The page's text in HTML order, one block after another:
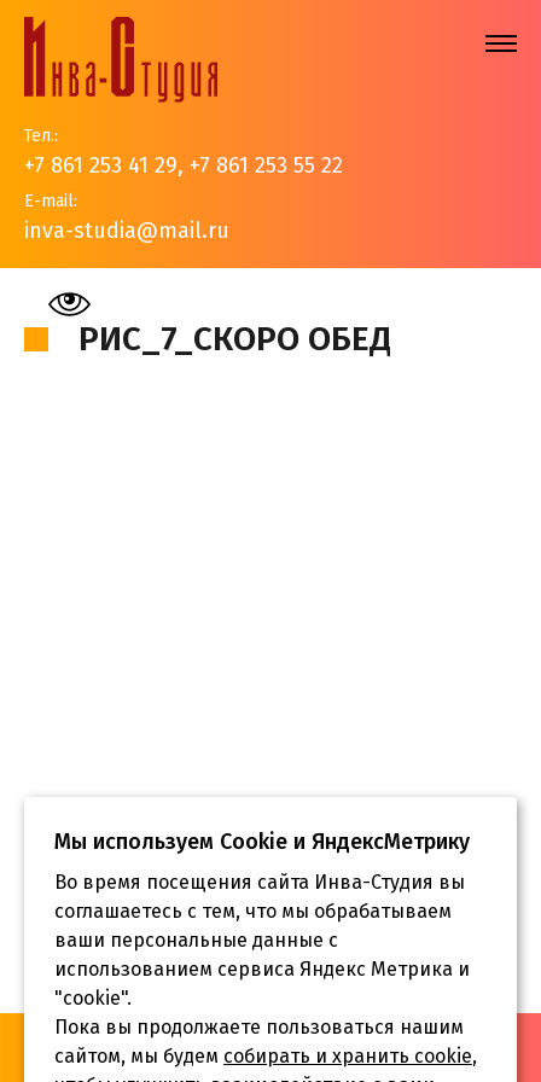
Тел.:
+7 861 253 41 29, +7 861 253 55 22
E-mail:
inva-studia@mail.ru
На главную > Наши работы > Рисунки наших детей >
РИС_7_СКОРО ОБЕД
«Инва-Студия. Академия. Центр социальной реабилитации»,
© 2026 г.
Мы используем Сookie и ЯндексМетрику
Во время посещения сайта Инва-Студия вы
соглашаетесь с тем, что мы обрабатываем
ваши персональные данные с
использованием сервиса Яндекс Метрика и
"cookie".
Пока вы продолжаете пользоваться нашим
сайтом, мы будем собирать и хранить cookie,